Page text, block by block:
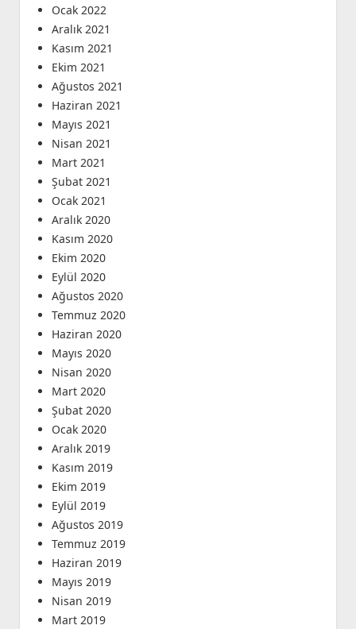
Ocak 2022
Aralık 2021
Kasım 2021
Ekim 2021
Ağustos 2021
Haziran 2021
Mayıs 2021
Nisan 2021
Mart 2021
Şubat 2021
Ocak 2021
Aralık 2020
Kasım 2020
Ekim 2020
Eylül 2020
Ağustos 2020
Temmuz 2020
Haziran 2020
Mayıs 2020
Nisan 2020
Mart 2020
Şubat 2020
Ocak 2020
Aralık 2019
Kasım 2019
Ekim 2019
Eylül 2019
Ağustos 2019
Temmuz 2019
Haziran 2019
Mayıs 2019
Nisan 2019
Mart 2019